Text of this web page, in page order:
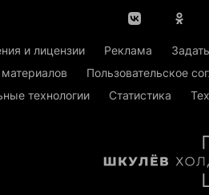
и лицензии Реклама
Пользовательское
технологии
Статистика